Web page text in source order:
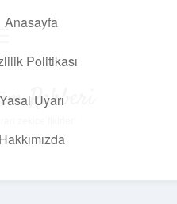
Anasayfa
Politikası
Yasal Uyarı
Hakkımızda
Rehberi